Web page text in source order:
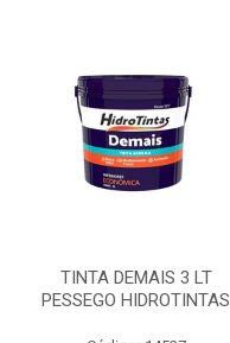
TINTA DEMAIS 3 LT
PESSEGO HIDROTINTAS